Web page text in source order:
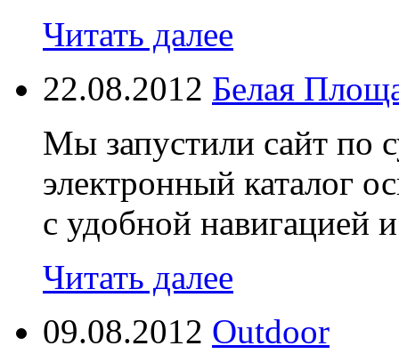
Читать далее
22.08.2012 Белая
Мы запустили сайт по
электронный каталог
с удобной навигацией
Читать далее
09.08.2012 Outdoor